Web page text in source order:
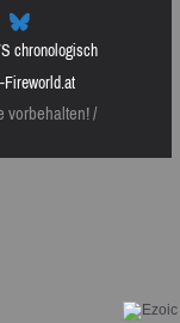
chronologisch
vorbehalten! /